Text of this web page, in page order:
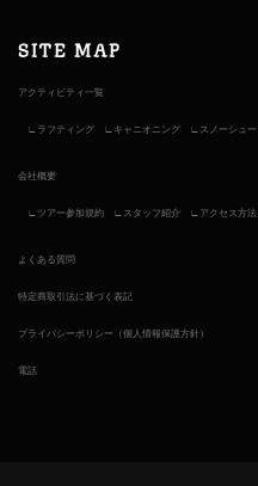
SITE MAP
アクティビティ一覧
ラフティング キャニオニング スノーシュー
会社概要
ツアー参加規約 スタッフ紹介 アクセス方法
よくある質問
特定商取引法に基づく表記
プライバシーポリシー（個人情報保護方針）
電話